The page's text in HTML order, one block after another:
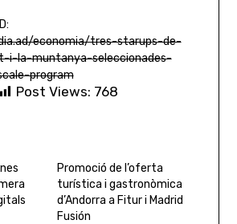
economia/tres-starups-de-
i-la-muntanya-seleccionades-
program
Post Views: 768
Promoció de l’oferta
turística i gastronòmica
d’Andorra a Fitur i Madrid
Fusión